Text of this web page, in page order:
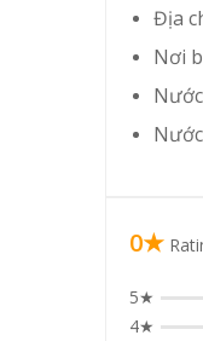
Địa
Nơi
0★
5★
4★